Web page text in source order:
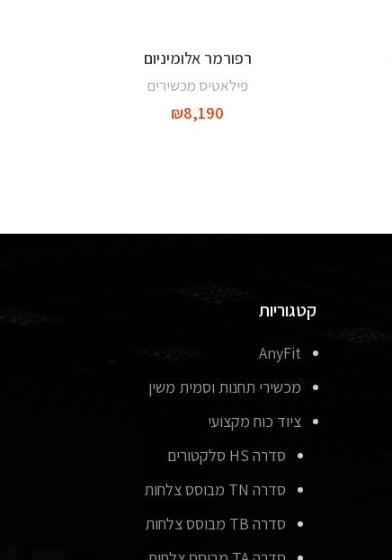
הוספה לסל
רפורמר אלומיניום
פילאטיס מכשירים
₪8,190
קטגוריות
AnyFit
מכשירי תחנות וסמית משין
ציוד כוח מקצועי
סדרה HS סלקטורים
סדרה TN מבוסס צלחות
סדרה TB מבוסס צלחות